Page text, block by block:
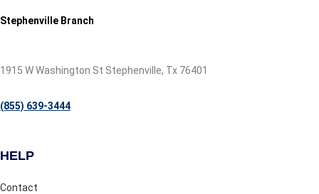
Stephenville Branch
1915 W Washington St Stephenville, Tx 76401
(855) 639-3444
HELP
Contact